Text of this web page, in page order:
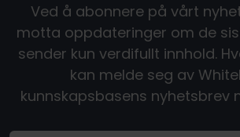
Ved å abonnere på vårt
motta oppdateringer om de
sender kun verdifullt innhold.
kan melde seg av
kunnskapsbasens nyhetsbrev